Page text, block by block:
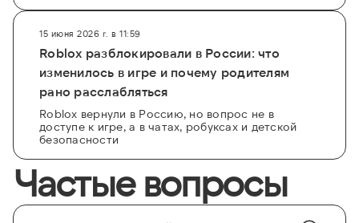
15 июня 2026 г. в 11:59
Roblox разблокировали в России: что
изменилось в игре и почему родителям
рано расслабляться
Roblox вернули в Россию, но вопрос не в
доступе к игре, а в чатах, робуксах и детской
безопасности
Частые вопросы